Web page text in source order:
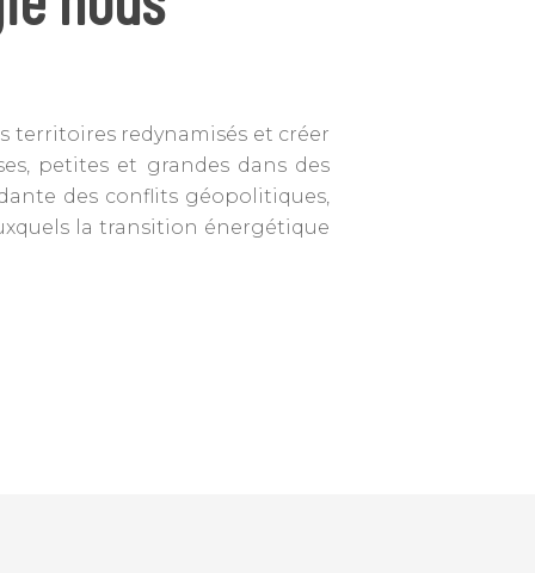
territoires redynamisés et créer
petites et grandes dans des
des conflits géopolitiques,
la transition énergétique